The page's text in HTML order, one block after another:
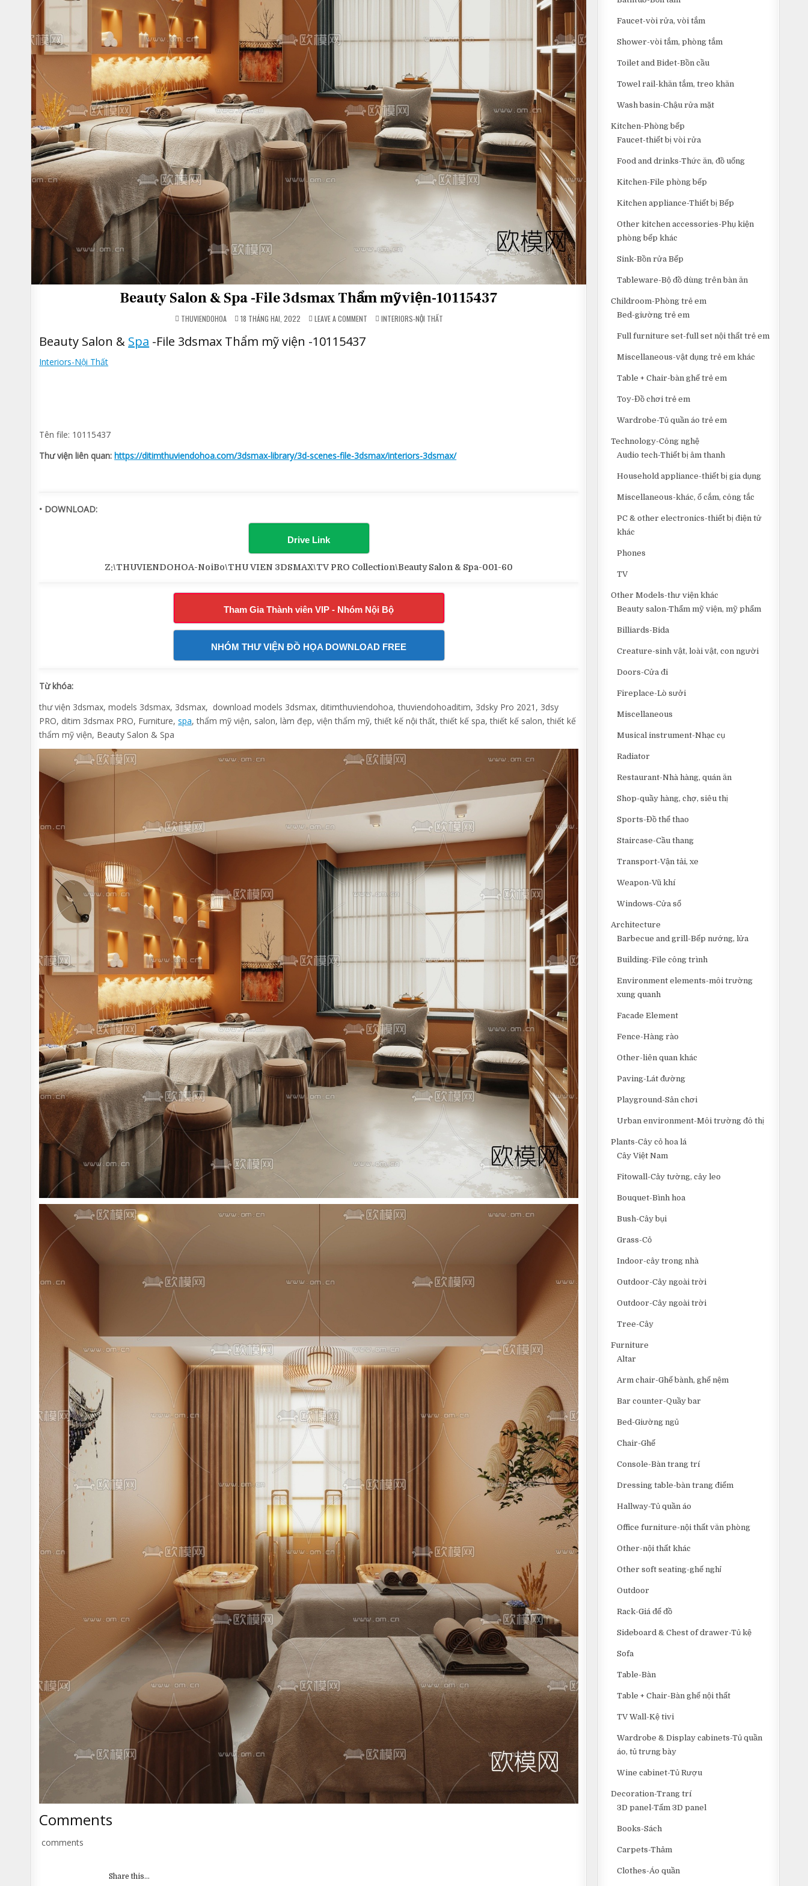
Beauty Salon & Spa -File 3dsmax Thẩm mỹ viện-10115437
THUVIENDOHOA 18 THÁNG HAI, 2022 LEAVE A COMMENTON
BEAUTY
POSTED
IN
INTERIORS-NỘI THẤT
Beauty Salon & Spa -File 3dsmax Thẩm mỹ viện -10115437
Interiors-Nội Thất
Tên file: 10115437
Thư viện liên quan: https://ditimthuviendohoa.com/3dsmax-library/3d-scenes-file-3dsmax/interiors-3dsmax/
• DOWNLOAD:
Drive Link
Z:\THUVIENDOHOA-NoiBo\THU VIEN 3DSMAX\TV PRO Collection\Beauty Salon & Spa-001-60
Tham Gia Thành viên VIP - Nhóm Nội Bộ
NHÓM THƯ VIỆN ĐỒ HỌA DOWNLOAD FREE
Từ khóa:
thư viện 3dsmax, models 3dsmax, 3dsmax, download models 3dsmax, ditimthuviendohoa, thuviendohoaditim, 3dsky Pro 2021, 3dsy
PRO, ditim 3dsmax PRO, Furniture,spa, thẩm mỹ viện, salon, làm đẹp, viện thẩm mỹ, thiết kế nội thất, thiết kế spa, thiết kế salon, thiết kế
thẩm mỹ viện, Beauty Salon & Spa
Comments
comments
Share this...
Faucet-vòi rửa, vòi tắm
Shower-vòi tắm, phòng tắm
Toilet and Bidet-Bồn cầu
Towel rail-khăn tắm, treo khăn
Wash basin-Chậu rửa mặt
Kitchen-Phòng bếp
Faucet-thiết bị vòi rửa
Food and drinks-Thức ăn, đồ uống
Kitchen-File phòng bếp
Kitchen appliance-Thiết bị Bếp
Other kitchen accessories-Phụ kiện
phòng bếp khác
Sink-Bồn rửa Bếp
Tableware-Bộ đồ dùng trên bàn ăn
Childroom-Phòng trẻ em
Bed-giường trẻ em
Full furniture set-full set nội thất trẻ em
Miscellaneous-vật dụng trẻ em khác
Table + Chair-bàn ghế trẻ em
Toy-Đồ chơi trẻ em
Wardrobe-Tủ quần áo trẻ em
Technology-Công nghệ
Audio tech-Thiết bị âm thanh
Household appliance-thiết bị gia dụng
Miscellaneous-khác, ổ cắm, công tắc
PC & other electronics-thiết bị điện tử
khác
Phones
TV
Other Models-thư viện khác
Beauty salon-Thẩm mỹ viện, mỹ phẩm
Billiards-Bida
Creature-sinh vật, loài vật, con người
Doors-Cửa đi
Fireplace-Lò sưởi
Miscellaneous
Musical instrument-Nhạc cụ
Radiator
Restaurant-Nhà hàng, quán ăn
Shop-quầy hàng, chợ, siêu thị
Sports-Đồ thể thao
Staircase-Cầu thang
Transport-Vận tải, xe
Weapon-Vũ khí
Windows-Cửa sổ
Architecture
Barbecue and grill-Bếp nướng, lửa
Building-File công trình
Environment elements-môi trường
xung quanh
Facade Element
Fence-Hàng rào
Other-liên quan khác
Paving-Lát đường
Playground-Sân chơi
Urban environment-Môi trường đô thị
Plants-Cây cỏ hoa lá
Cây Việt Nam
Fitowall-Cây tường, cây leo
Bouquet-Bình hoa
Bush-Cây bụi
Grass-Cỏ
Indoor-cây trong nhà
Outdoor-Cây ngoài trời
Outdoor-Cây ngoài trời
Tree-Cây
Furniture
Altar
Arm chair-Ghế bành, ghế nệm
Bar counter-Quầy bar
Bed-Giường ngủ
Chair-Ghế
Console-Bàn trang trí
Dressing table-bàn trang điểm
Hallway-Tủ quần áo
Office furniture-nội thất văn phòng
Other-nội thất khác
Other soft seating-ghế nghỉ
Outdoor
Rack-Giá để đồ
Sideboard & Chest of drawer-Tủ kệ
Sofa
Table-Bàn
Table + Chair-Bàn ghế nội thất
TV Wall-Kệ tivi
Wardrobe & Display cabinets-Tủ quần
áo, tủ trưng bày
Wine cabinet-Tủ Rượu
Decoration-Trang trí
3D panel-Tấm 3D panel
Books-Sách
Carpets-Thảm
Clothes-Áo quần